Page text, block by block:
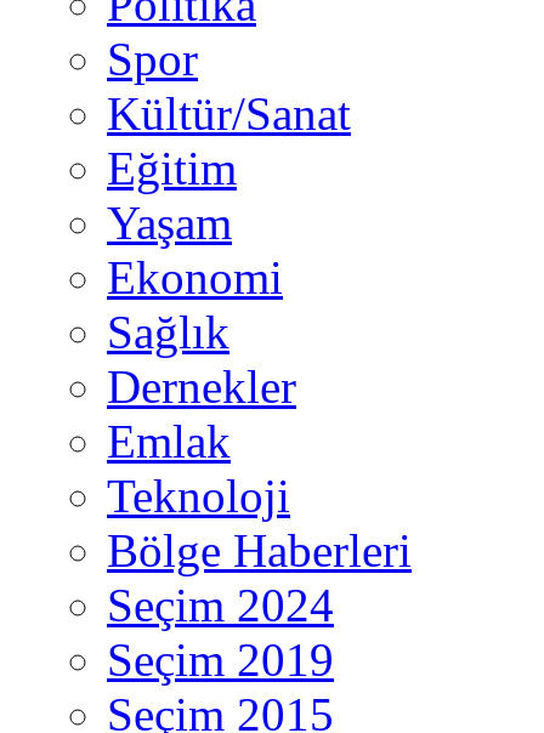
Spor
Kültür/Sanat
Eğitim
Yaşam
Ekonomi
Sağlık
Dernekler
Emlak
Teknoloji
Bölge Haberleri
Seçim 2024
Seçim 2019
Seçim 2015